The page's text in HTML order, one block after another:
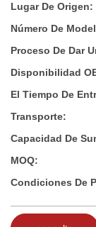
Lugar De Origen:
Número De
Proceso De Dar
Disponibilidad
El Tiempo De
Transporte:
Capacidad De
MOQ:
Condiciones De